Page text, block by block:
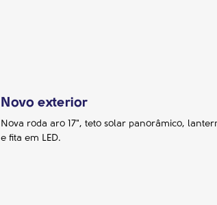
Novo exterior
Nova roda aro 17", teto solar panorâmico,
e fita em LED.